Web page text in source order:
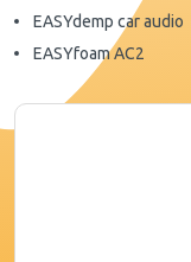
EASYdemp car audio
EASYfoam AC2